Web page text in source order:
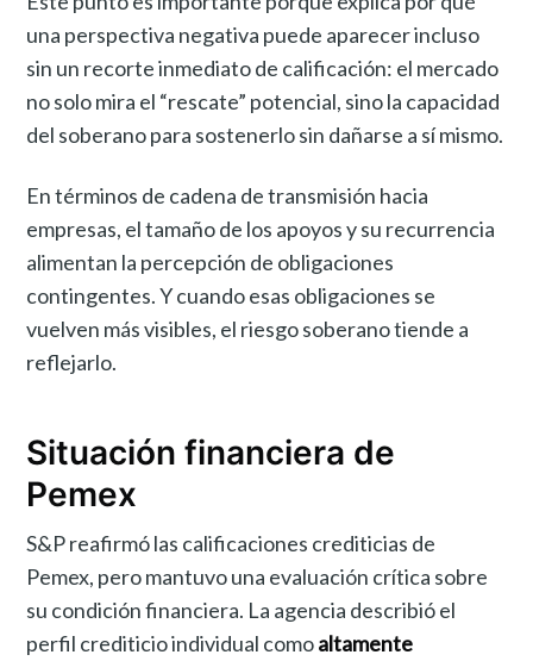
una perspectiva negativa puede aparecer incluso
sin un recorte inmediato de calificación: el mercado
no solo mira el “rescate” potencial, sino la capacidad
del soberano para sostenerlo sin dañarse a sí mismo.
En términos de cadena de transmisión hacia
empresas, el tamaño de los apoyos y su recurrencia
alimentan la percepción de obligaciones
contingentes. Y cuando esas obligaciones se
vuelven más visibles, el riesgo soberano tiende a
reflejarlo.
Situación financiera de
Pemex
S&P reafirmó las calificaciones crediticias de
Pemex, pero mantuvo una evaluación crítica sobre
su condición financiera. La agencia describió el
perfil crediticio individual comoaltamente